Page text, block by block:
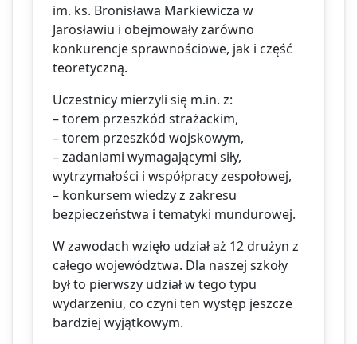
im. ks. Bronisława Markiewicza w
Jarosławiu i obejmowały zarówno
konkurencje sprawnościowe, jak i część
teoretyczną.
Uczestnicy mierzyli się m.in. z:
– torem przeszkód strażackim,
– torem przeszkód wojskowym,
– zadaniami wymagającymi siły,
wytrzymałości i współpracy zespołowej,
– konkursem wiedzy z zakresu
bezpieczeństwa i tematyki mundurowej.
W zawodach wzięło udział aż 12 drużyn z
całego województwa. Dla naszej szkoły
był to pierwszy udział w tego typu
wydarzeniu, co czyni ten występ jeszcze
bardziej wyjątkowym.